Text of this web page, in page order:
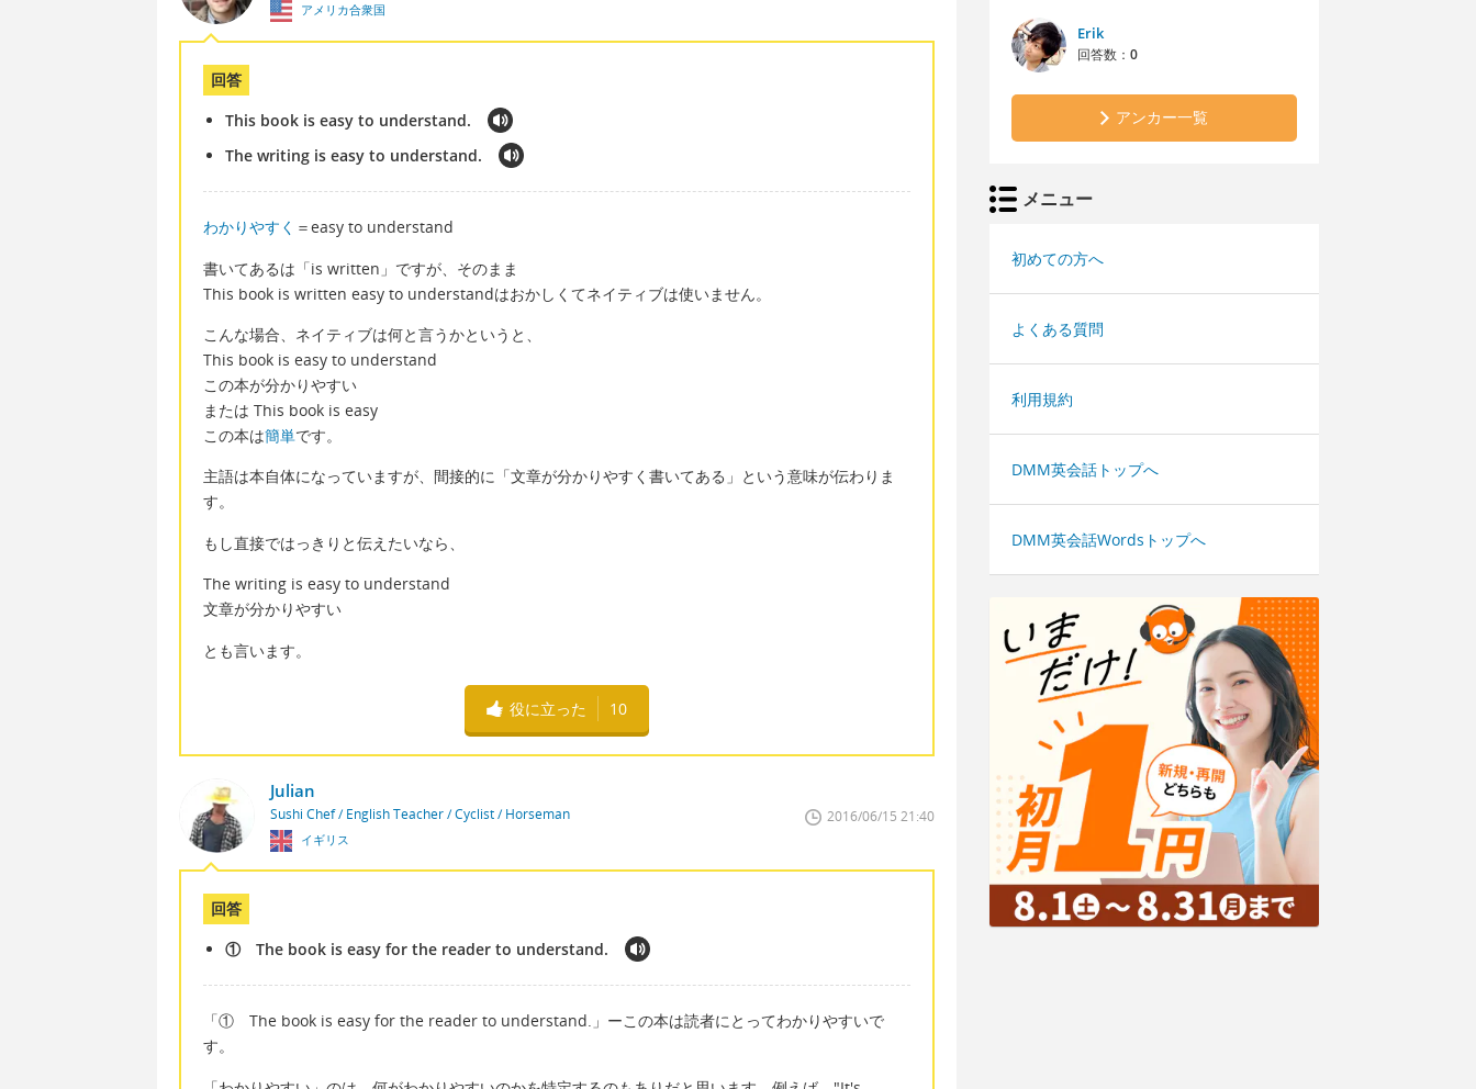
アメリカ合衆国
回答
This book is easy to understand.
The writing is easy to understand.
わかりやすく ＝easy to understand
書いてあるは「is written」ですが、そのまま
This book is written easy to understandはおかしくてネイティブは使いません。
こんな場合、ネイティブは何と言うかというと、
This book is easy to understand
この本が分かりやすい
または This book is easy
この本は簡単です。
主語は本自体になっていますが、間接的に「文章が分かりやすく書いてある」という意味が伝わりま
す。
もし直接ではっきりと伝えたいなら、
The writing is easy to understand
文章が分かりやすい
とも言います。
役に立った 10
Julian
Sushi Chef / English Teacher / Cyclist / Horseman
イギリス
2016/06/15 21:40
回答
① The book is easy for the reader to understand.
「① The book is easy for the reader to understand.」ーこの本は読者にとってわかりやすいで
す。
Erik
回答数： 0
アンカー一覧
メニュー
初めての方へ
よくある質問
利用規約
DMM英会話トップへ
DMM英会話Wordsトップへ